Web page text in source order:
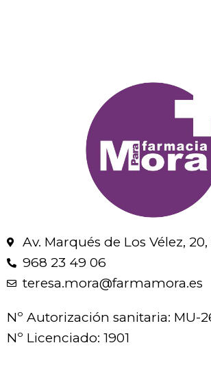
Av. Marqués de Los Vélez,
968 23 49 06
teresa.mora@farmamora.es
Nº Autorización sanitaria: MU-
Nº Licenciado: 1901